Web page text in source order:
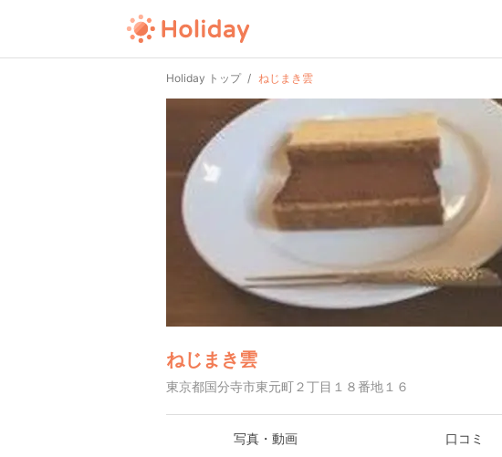
Holiday トップ ねじまき雲
ねじまき雲
東京都国分寺市東元町２丁目１８番地１６
写真・動画 口コミ